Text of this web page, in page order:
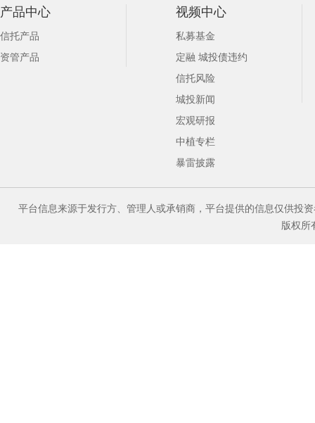
产品中心
信托产品
资管产品
视频中心
私募基金
定融 城投债违约
信托风险
城投新闻
宏观研报
中植专栏
暴雷披露
平台信息来源于发行方、管理人或承销商，平台提供的信息仅供投
版权所